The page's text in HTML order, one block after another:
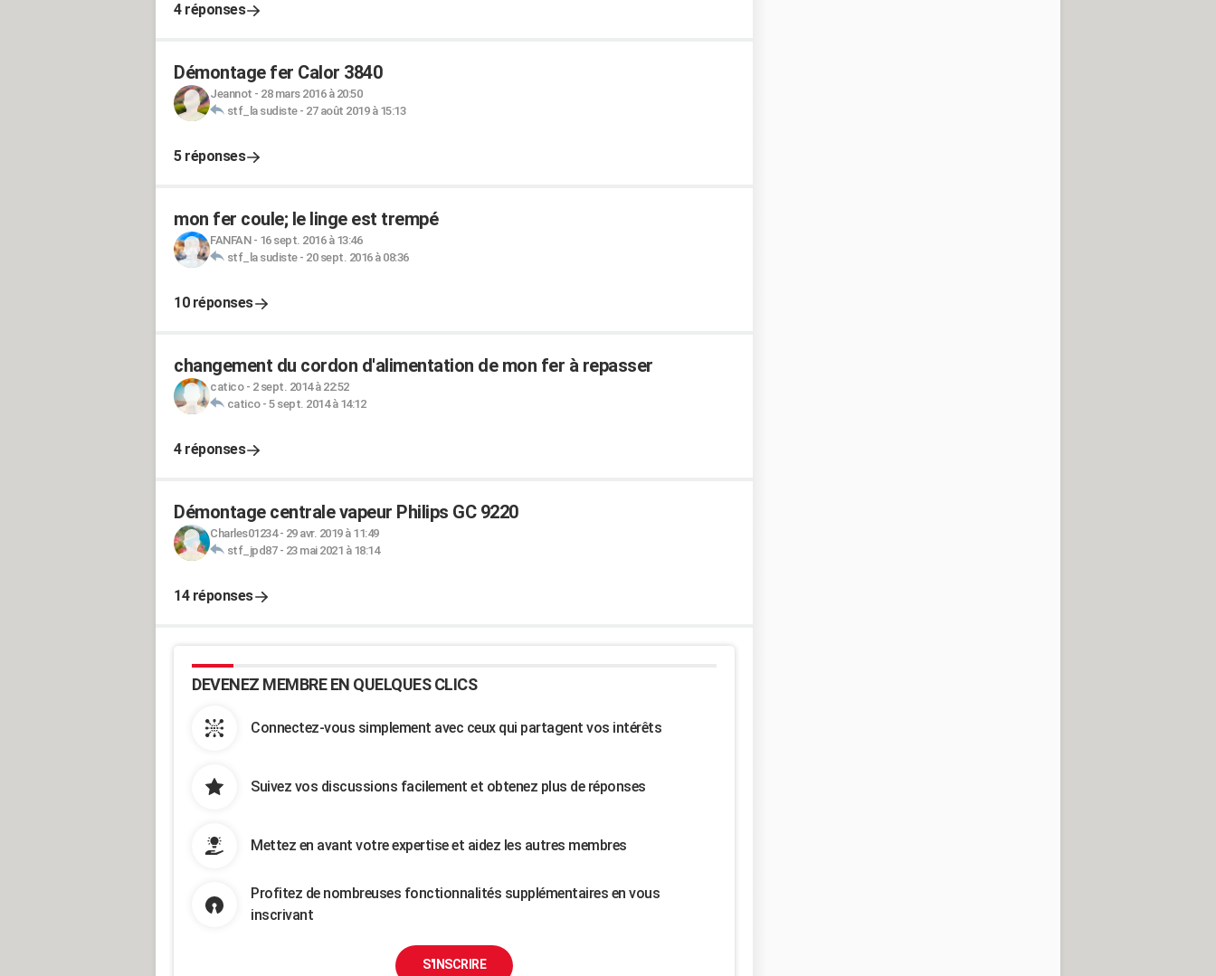
4 réponses
Démontage fer Calor 3840
Jeannot - 28 mars 2016 à 20:50
stf_la sudiste- 27 août 2019 à 15:13
5 réponses
mon fer coule; le linge est trempé
FANFAN- 16 sept. 2016 à 13:46
stf_la sudiste- 20 sept. 2016 à 08:36
10 réponses
changement du cordon d'alimentation de mon fer à repasser
catico- 2 sept. 2014 à 22:52
catico- 5 sept. 2014 à 14:12
4 réponses
Démontage centrale vapeur Philips GC 9220
Charles01234- 29 avr. 2019 à 11:49
stf_jpd87- 23 mai 2021 à 18:14
14 réponses
DEVENEZ MEMBRE EN QUELQUES CLICS
Connectez-vous simplement avec ceux qui partagent vos intérêts
Suivez vos discussions facilement et obtenez plus de réponses
Mettez en avant votre expertise et aidez les autres membres
Profitez de nombreuses fonctionnalités supplémentaires en vous
inscrivant
S'INSCRIRE